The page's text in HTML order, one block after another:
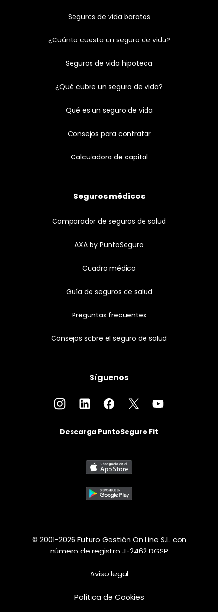
Seguros de vida baratos
¿Cuánto cuesta un seguro de vida?
Seguros de vida hipoteca
¿Qué cubre un seguro de vida?
Qué es un seguro de vida
Consejos para contratar
Calculadora de capital
Seguros médicos
Comparador de seguros de salud
AXA by PuntoSeguro
Cuadro médico
Guía de seguros de salud
Preguntas frecuentes
Consejos sobre el seguro de salud
Síguenos
Descarga PuntoSeguro Fit
© 2001-2026 Futuro Gestión On Line S.L. con
número de registro J-2462 DGSP
Aviso legal
Política de Cookies